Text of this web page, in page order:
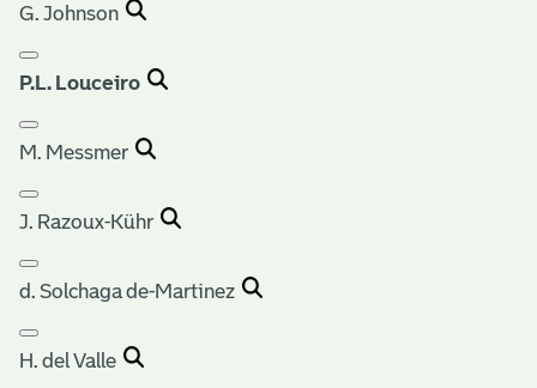
G. Johnson
P.L. Louceiro
M. Messmer
J. Razoux-Kühr
d. Solchaga de-Martinez
H. del Valle